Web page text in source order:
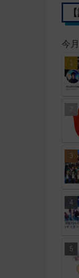
今